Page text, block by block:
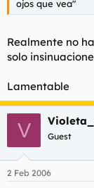
ojos que vea"
Realmente no
solo
Lamentable
V Guest
2 Feb 2006